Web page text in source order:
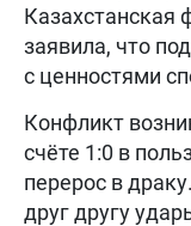
заявила, что
с ценностями
Конфликт
счёте 1:0 в
перерос в
друг другу